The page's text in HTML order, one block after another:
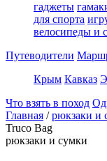
гаджеты
для спорта
велосипеды и
Путеводители
Крым Кавказ
Что взять в поход
Главная / рюкзаки и
Truco Bag
рюкзаки и сумки